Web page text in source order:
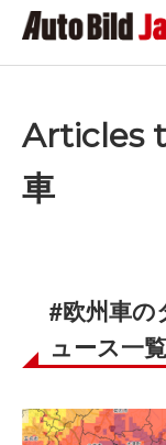
Articles
車
#欧州車
ュース一覧